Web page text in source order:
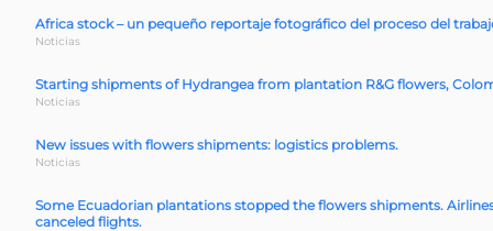
Africa stock – un pequeño reportaje fotográfico del proceso del
Noticias
Starting shipments of Hydrangea from plantation R&G flowers,
Noticias
New issues with flowers shipments: logistics problems.
Noticias
Some Ecuadorian plantations stopped the flowers shipments.
canceled flights.